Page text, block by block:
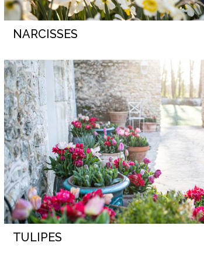
NARCISSES
TULIPES